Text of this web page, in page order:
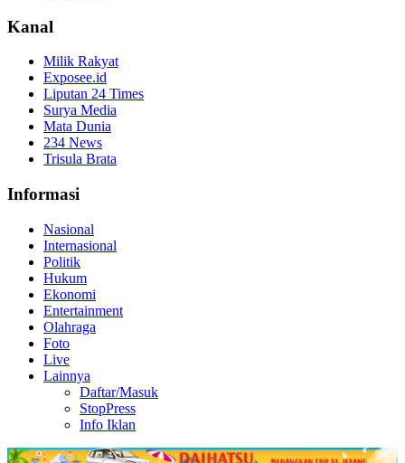
Kanal
Milik Rakyat
Exposee.id
Liputan 24 Times
Surya Media
Mata Dunia
234 News
Trisula Brata
Informasi
Nasional
Internasional
Politik
Hukum
Ekonomi
Entertainment
Olahraga
Foto
Live
Lainnya
Daftar/Masuk
StopPress
Info Iklan